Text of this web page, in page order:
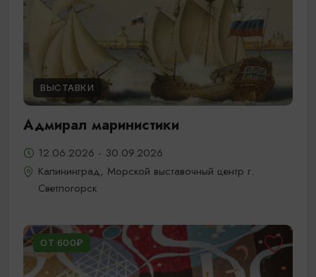
ВЫСТАВКИ
Адмирал маринистики
12.06.2026 - 30.09.2026
Калининград, Морской выставочный центр г.
Светлогорск
ОТ 600₽